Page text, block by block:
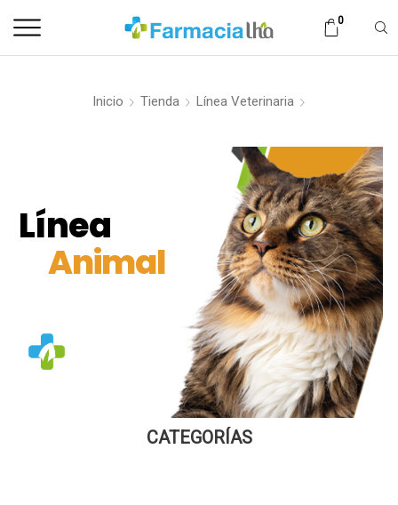
0
Inicio Tienda Línea Veterinaria
Línea
Animal
CATEGORÍAS